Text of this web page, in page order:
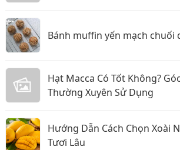
Bánh muffin yến mạch chuối
Hạt Macca Có Tốt Không?
Thường Xuyên Sử Dụng
Hướng Dẫn Cách Chọn Xoài
Tươi Lâu